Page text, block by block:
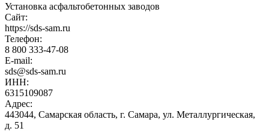
Установка асфальтобетонных заводов
Сайт:
https://sds-sam.ru
Телефон:
8 800 333-47-08
E-mail:
sds@sds-sam.ru
ИНН:
6315109087
Адрес:
443044, Самарская область, г. Самара, ул. Металлургическая,
д. 51